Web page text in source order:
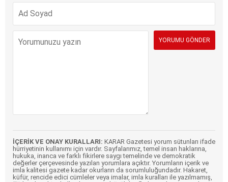
İÇERİK VE ONAY KURALLARI: KARAR Gazetesi yorum sütunları ifade
hürriyetinin kullanımı için vardır. Sayfalarımız, temel insan haklarına,
hukuka, inanca ve farklı fikirlere saygı temelinde ve demokratik
değerler çerçevesinde yazılan yorumlara açıktır. Yorumların içerik ve
imla kalitesi gazete kadar okurların da sorumluluğundadır. Hakaret,
küfür, rencide edici cümleler veya imalar, imla kuralları ile yazılmamış,